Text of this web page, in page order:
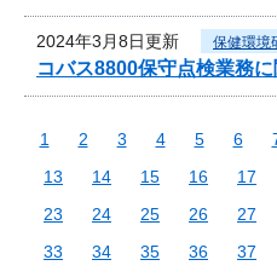
2024年3月8日更新 保健環境
コバス8800保守点検業務
1 2 3 4 5 6
13
14 15 16 17
23
24 25 26 27
33
34 35 36 37